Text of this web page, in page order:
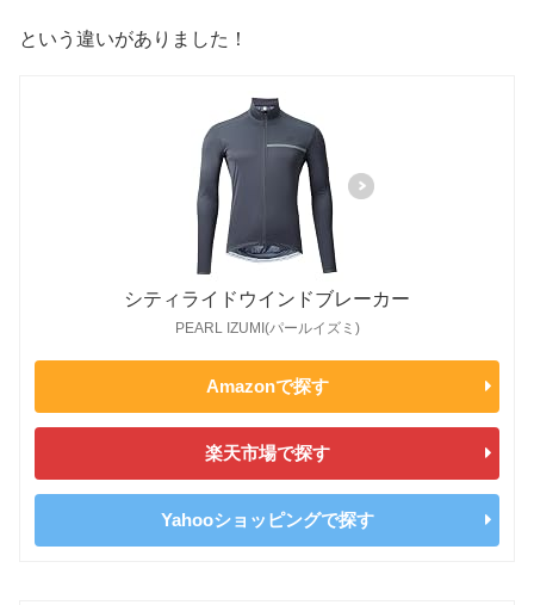
という違いがありました！
シティライドウインドブレーカー
PEARL IZUMI(パールイズミ)
Amazonで探す
楽天市場で探す
Yahooショッピングで探す